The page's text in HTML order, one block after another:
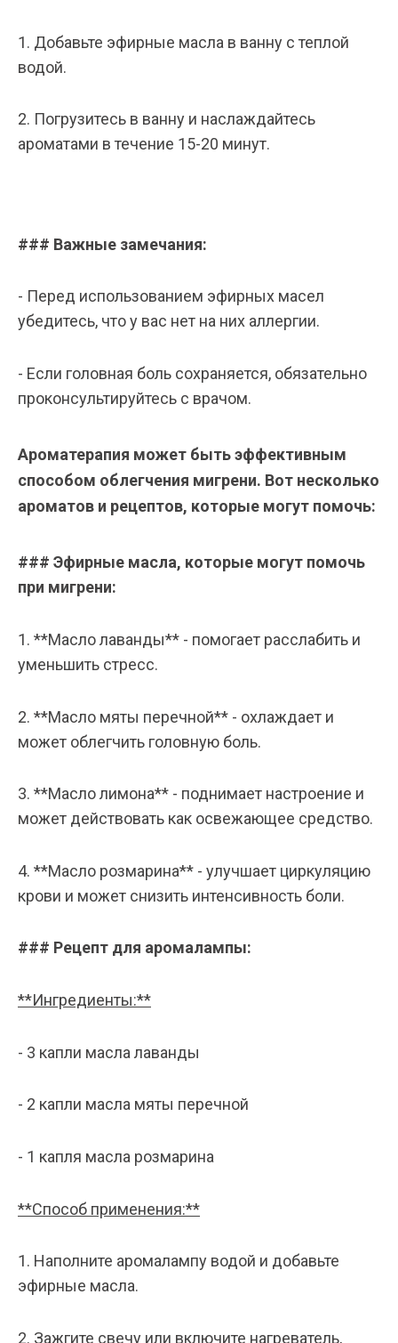
1. Добавьте эфирные масла в ванну с теплой
водой.
2. Погрузитесь в ванну и наслаждайтесь
ароматами в течение 15-20 минут.
### Важные замечания:
- Перед использованием эфирных масел
убедитесь, что у вас нет на них аллергии.
- Если головная боль сохраняется, обязательно
проконсультируйтесь с врачом.
Ароматерапия может быть эффективным
способом облегчения мигрени. Вот несколько
ароматов и рецептов, которые могут помочь:
### Эфирные масла, которые могут помочь
при мигрени:
1. **Масло лаванды** - помогает расслабить и
уменьшить стресс.
2. **Масло мяты перечной** - охлаждает и
может облегчить головную боль.
3. **Масло лимона** - поднимает настроение и
может действовать как освежающее средство.
4. **Масло розмарина** - улучшает циркуляцию
крови и может снизить интенсивность боли.
### Рецепт для аромалампы:
**Ингредиенты:**
- 3 капли масла лаванды
- 2 капли масла мяты перечной
- 1 капля масла розмарина
**Способ применения:**
1. Наполните аромалампу водой и добавьте
эфирные масла.
2. Зажгите свечу или включите нагреватель,